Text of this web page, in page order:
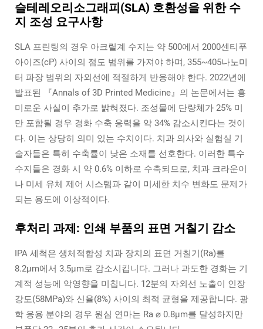
슬테레오리소그래피(SLA) 호환성을 위한 수
지 조성 요구사항
SLA 프린팅의 경우 아크릴계 수지는 약 500에서 2000센티푸
아이즈(cP) 사이의 점도 범위를 가져야 하며, 355~405나노미
터 파장 범위의 자외선에 적절하게 반응해야 한다. 2022년에
발표된 『Annals of 3D Printed Medicine』의 논문에서는 흥
미로운 사실이 추가로 밝혀졌다. 조성물에 단량체가 25% 미
만 포함될 경우 경화 수축 응력을 약 34% 감소시킨다는 것이
다. 이는 상당히 의미 있는 수치이다. 치과 의사와 실험실 기
술자들은 특히 수축률이 낮은 소재를 선호한다. 이러한 특수
수지들은 경화 시 약 0.6% 이하로 수축되므로, 치과 크라운이
나 미세 유체 제어 시스템과 같이 미세한 치수 변화도 문제가
되는 용도에 이상적이다.
후처리 과제: 인쇄 부품의 표면 거칠기 감소
IPA 세척은 생체적합성 치과 장치의 표면 거칠기(Ra)를
8.2μm에서 3.5μm로 감소시킵니다. 그러나 과도한 경화는 기
계적 성능에 악영향을 미칩니다. 12분의 자외선 노출이 인장
강도(58MPa)와 신율(8%) 사이의 최적 균형을 제공합니다. 광
학 응용 분야의 경우 원심 연마는 Ra ⌀ 0.8μm를 달성하지만